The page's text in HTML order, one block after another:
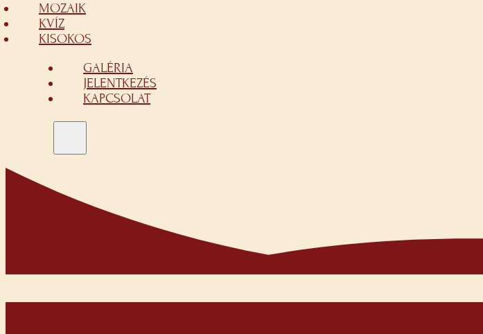
MOZAIK
KVÍZ
KISOKOS
GALÉRIA
JELENTKEZÉS
KAPCSOLAT